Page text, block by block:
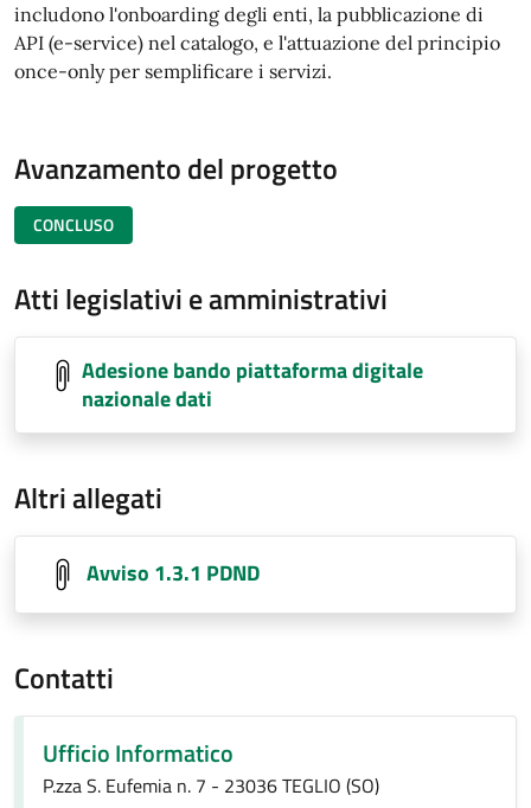
includono l'onboarding degli enti, la pubblicazione di
API (e-service) nel catalogo, e l'attuazione del principio
once-only per semplificare i servizi.
Avanzamento del progetto
CONCLUSO
Atti legislativi e amministrativi
Adesione bando piattaforma digitale
nazionale dati
Altri allegati
Avviso 1.3.1 PDND
Contatti
Ufficio Informatico
P.zza S. Eufemia n. 7 - 23036 TEGLIO (SO)